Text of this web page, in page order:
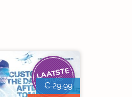
LAATSTE
STUKS
€ 29,99